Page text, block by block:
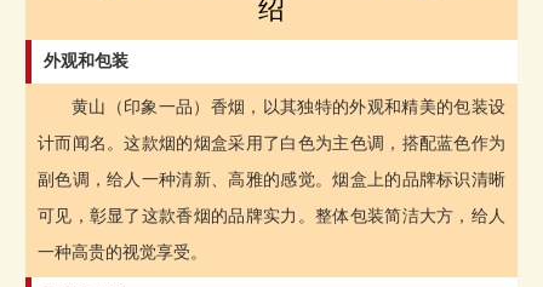
绍
外观和包装
黄山（印象一品）香烟，以其独特的外观和精美的包装设
计而闻名。这款烟的烟盒采用了白色为主色调，搭配蓝色作为
副色调，给人一种清新、高雅的感觉。烟盒上的品牌标识清晰
可见，彰显了这款香烟的品牌实力。整体包装简洁大方，给人
一种高贵的视觉享受。